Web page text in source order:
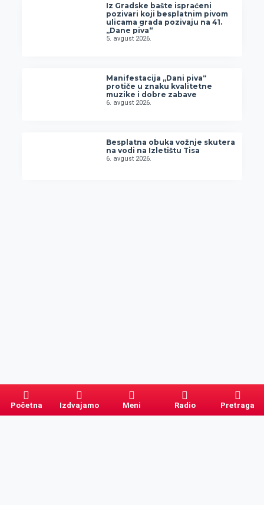
Iz Gradske bašte ispraćeni
pozivari koji besplatnim pivom
ulicama grada pozivaju na 41.
„Dane piva“
5. avgust 2026.
Manifestacija „Dani piva“
protiče u znaku kvalitetne
muzike i dobre zabave
6. avgust 2026.
Besplatna obuka vožnje skutera
na vodi na Izletištu Tisa
6. avgust 2026.
Početna Izdvajamo Meni Radio Pretraga